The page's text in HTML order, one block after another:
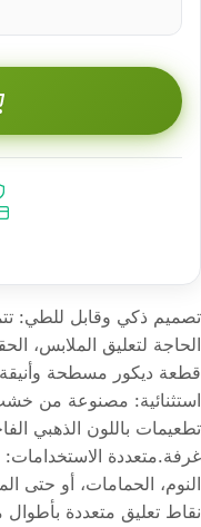
تصميم ذكي وقابل للطي:
الحاجة لتعليق الملابس،
قطعة ديكور مسطحة
استثنائية: مصنوعة من
تطعيمات باللون الذهبي
غرفة.متعددة
النوم، الحمامات، أو حتى
نقاط تعليق متعددة